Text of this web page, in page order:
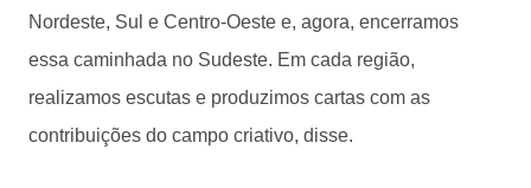
Nordeste, Sul e Centro-Oeste e, agora, encerramos
essa caminhada no Sudeste. Em cada região,
realizamos escutas e produzimos cartas com as
contribuições do campo criativo, disse.